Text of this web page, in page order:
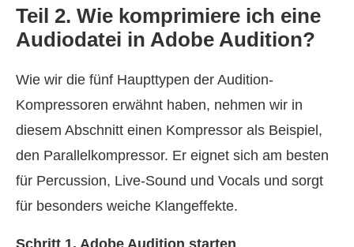
Teil 2. Wie komprimiere ich eine
Audiodatei in Adobe Audition?
Wie wir die fünf Haupttypen der Audition-
Kompressoren erwähnt haben, nehmen wir in
diesem Abschnitt einen Kompressor als Beispiel,
den Parallelkompressor. Er eignet sich am besten
für Percussion, Live-Sound und Vocals und sorgt
für besonders weiche Klangeffekte.